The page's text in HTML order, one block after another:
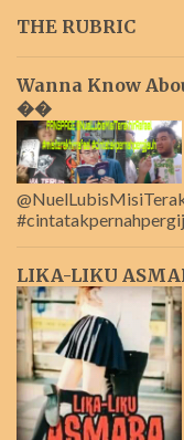
THE RUBRIC
Wanna Know
��
LIKA-LIKU